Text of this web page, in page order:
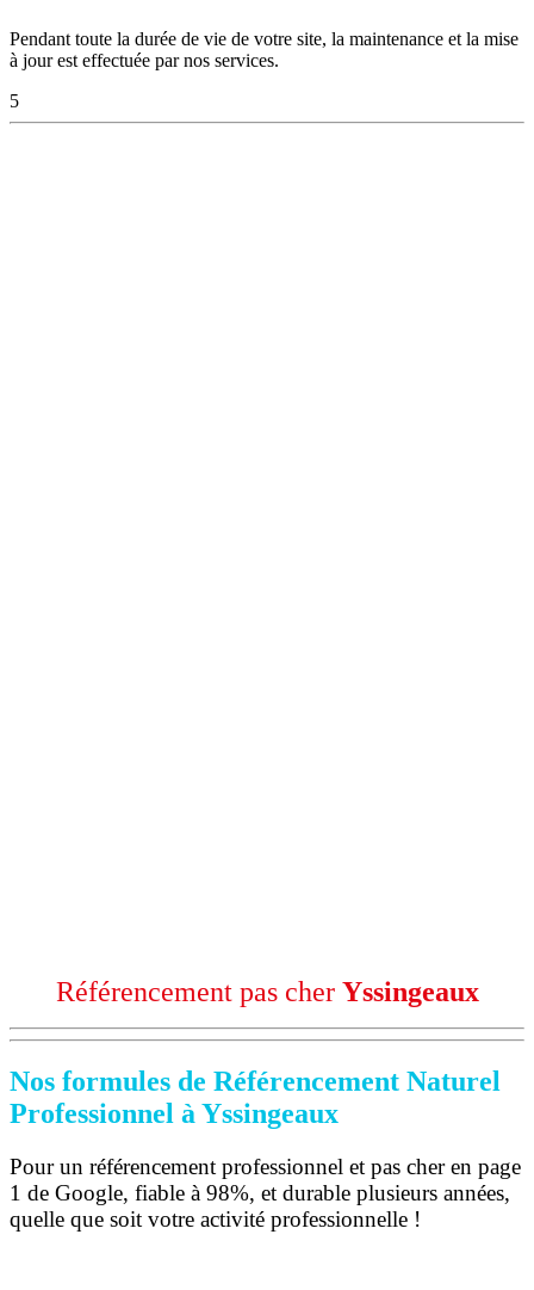
Pendant toute la durée de vie de votre site, la maintenance et la mise
à jour est effectuée par nos services.
5
Référencement pas cher Yssingeaux
Nos formules de Référencement Naturel
Professionnel à Yssingeaux
Pour un référencement professionnel et pas cher en page
1 de Google, fiable à 98%, et durable plusieurs années,
quelle que soit votre activité professionnelle !